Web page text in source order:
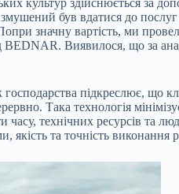
культур здійснюється
був вдатися до
значну вартість, ми
Виявилося, що за
підкреслює,
Така технологія
часу, технічних ресурсів та
та точність